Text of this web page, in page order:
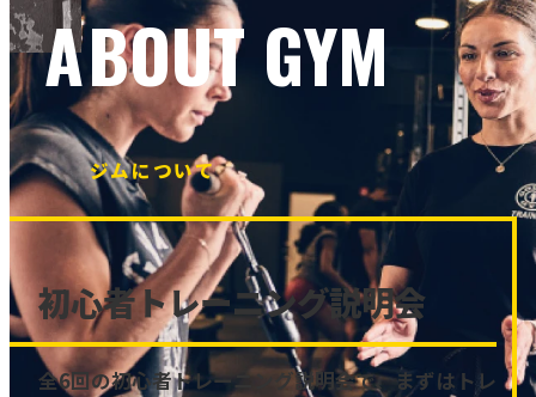
ABOUT GYM
ジムについて
初心者トレーニング説明会
全6回の初心者トレーニング説明会で、まずはトレ